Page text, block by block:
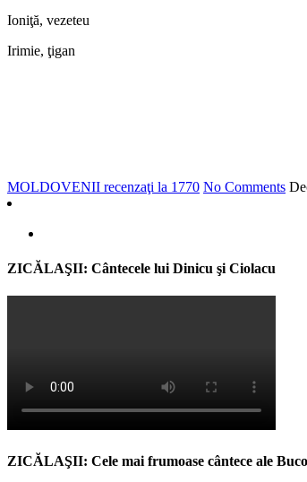
Ioniţă, vezeteu
Irimie, ţigan
MOLDOVENII recenzaţi la 1770 No Comments
ZICĂLAŞII: Cântecele lui Dinicu şi Ciolacu
ZICĂLAŞII: Cele mai frumoase cântece ale